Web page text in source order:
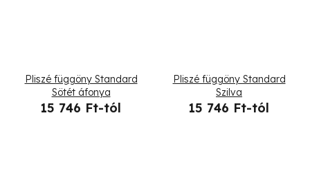
Pliszé függöny Standard
Sötét áfonya
15 746 Ft-tól
Pliszé függöny Standard
Szilva
15 746 Ft-tól